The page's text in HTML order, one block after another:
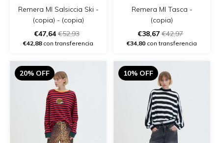
Remera Ml Salsiccia Ski -
(copia) - (copia)
€47,64€52,93
€42,88con transferencia
Remera Ml Tasca -
(copia)
€38,67 €42,97
€34,80 con transferencia
20% OFF 10% OFF